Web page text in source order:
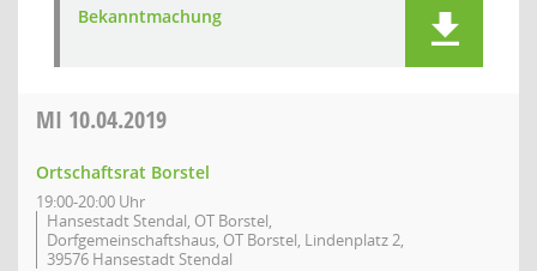
Bekanntmachung
MI 10.04.2019
Ortschaftsrat Borstel
19:00-20:00 Uhr
Hansestadt Stendal, OT Borstel,
Dorfgemeinschaftshaus, OT Borstel, Lindenplatz 2,
39576 Hansestadt Stendal